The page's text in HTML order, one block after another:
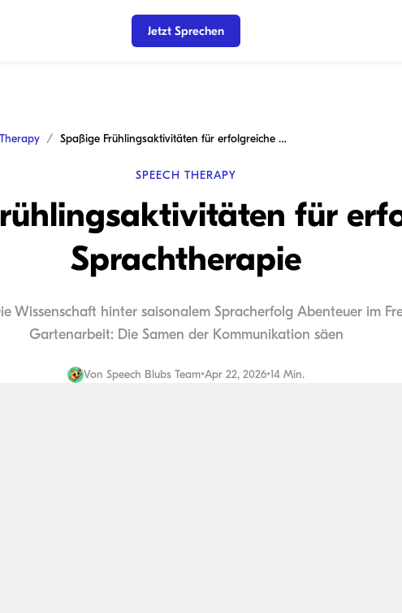
Jetzt Sprechen
Spaßige Frühlingsaktivitäten für erfolgreiche Sprachtherapie
SPEECH THERAPY
für
Sprachtherapie
Wissenschaft hinter saisonalem Spracherfolg Abenteuer im
Gartenarbeit: Die Samen der Kommunikation säen
Von Speech Blubs Team•Apr 22, 2026•14 Min.